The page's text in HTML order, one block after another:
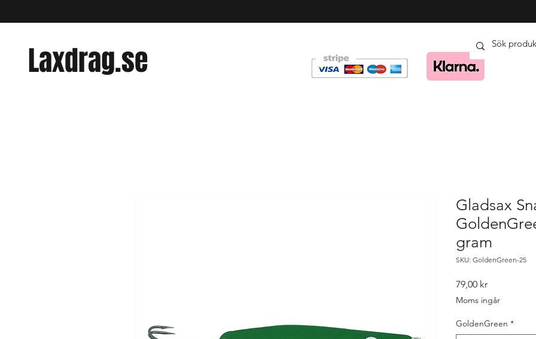
Laxdrag.se
Gladsax
gram
SKU: GoldenGreen-25
79,00 krPris
Moms ingår
GoldenGreen *